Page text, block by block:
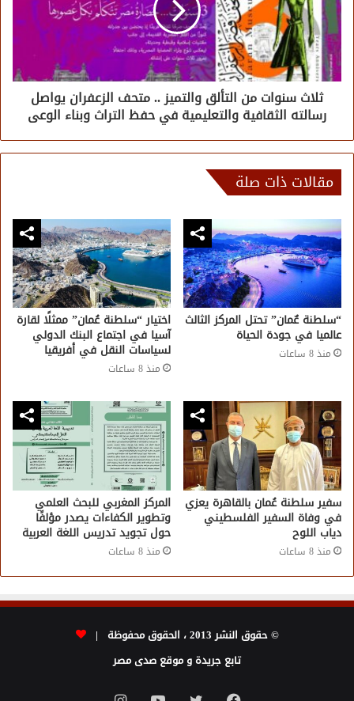
ثلاث سنوات من التألق والتميز .. متحف الزعفران يواصل
رسالته الثقافية والتعليمية في حفظ التراث وبناء الوعى
مقالات ذات صلة
“سلطنة عٌمان” تحتل المركز الثالث
عالميا في جودة الحياة
منذ 8 ساعات
اختيار “سلطنة عُمان” ممثلًا لقارة
آسيا في اجتماع البنك الدولي
لسياسات النقل في أفريقيا
منذ 8 ساعات
سفير سلطنة عُمان بالقاهرة يعزي
في وفاة السفير الفلسطيني
دياب اللوح
منذ 8 ساعات
المركز المغربي للبحث العلمي
وتطوير الكفاءات يصدر مؤلفًا
حول تجويد تدريس اللغة العربية
منذ 8 ساعات
© حقوق النشر 2013 ، الحقوق محفوظة |
تابع جريدة و موقع صدى مصر